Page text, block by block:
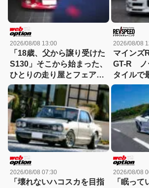
2026/08/08 13:00
「18歳、父から譲り受けた
S130」そこから始まった、
ひとりの走り屋とフェアレ
ディZの物語
2026/08/08
マインズ
GT-R ノ
タイルで
Playback
2026/08/08 07:30
「壊れないハコスカを目指
2026/08/08
「眠っ